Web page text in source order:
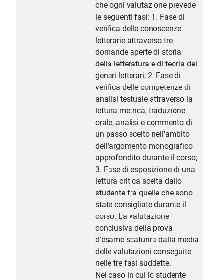
che ogni valutazione prevede
le seguenti fasi: 1. Fase di
verifica delle conoscenze
letterarie attraverso tre
domande aperte di storia
della letteratura e di teoria dei
generi letterari; 2. Fase di
verifica delle competenze di
analisi testuale attraverso la
lettura metrica, traduzione
orale, analisi e commento di
un passo scelto nell'ambito
dell'argomento monografico
approfondito durante il corso;
3. Fase di esposizione di una
lettura critica scelta dallo
studente fra quelle che sono
state consigliate durante il
corso. La valutazione
conclusiva della prova
d'esame scaturirà dalla media
delle valutazioni conseguite
nelle tre fasi suddette.
Nel caso in cui lo studente